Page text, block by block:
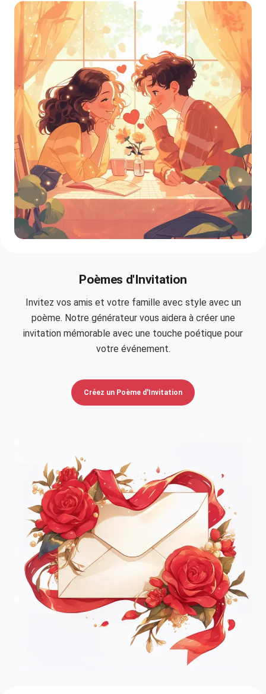
Poèmes d'Invitation
Invitez vos amis et votre famille avec style avec un
poème. Notre générateur vous aidera à créer une
invitation mémorable avec une touche poétique pour
votre événement.
Créez un Poème d'Invitation